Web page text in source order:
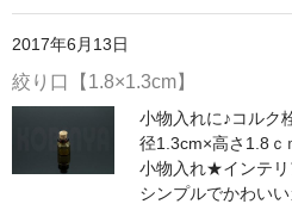
ふた付き
セット
2017年6月13日
絞り口【1.8×1.3cm】
小物入れに♪コルク
径1.3cm×高さ1.8
小物入れ★インテ
シンプルでかわい